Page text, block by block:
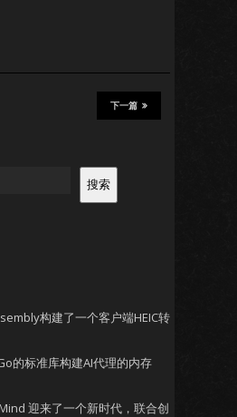
下一篇
搜索
构建了一个客户端HEIC转
的标准库构建AI代理的内存
迎来了一个新时代，联合创